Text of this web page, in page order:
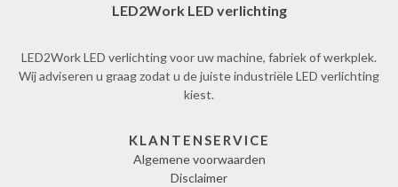
LED2Work LED verlichting
LED2Work LED verlichting voor uw machine, fabriek of werkplek.
Wij adviseren u graag zodat u de juiste industriële LED verlichting
kiest.
KLANTENSERVICE
Algemene voorwaarden
Disclaimer